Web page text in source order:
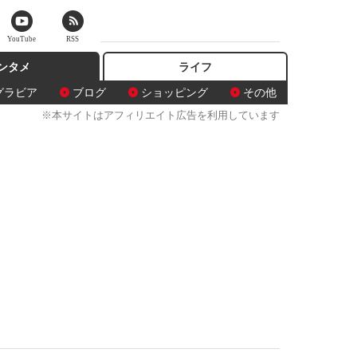
タメ
ラビア
ブログ ショッピング その他
ライフ
※本サイトはアフィリエイト広告を利用しています
YouTube RSS